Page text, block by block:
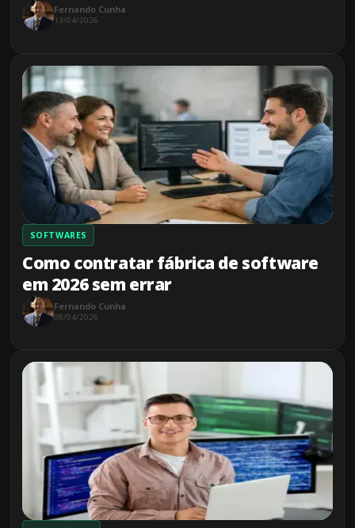
Fernando Cunha
13/04/2026
SOFTWARES
Como contratar fábrica de software
em 2026 sem errar
Fernando Cunha
08/04/2026